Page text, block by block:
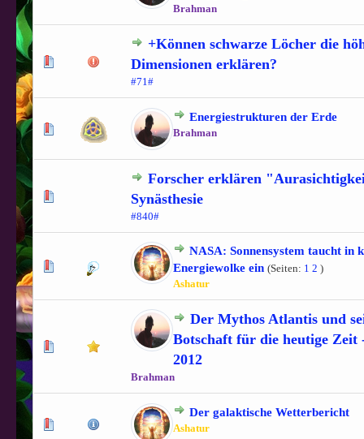
Brahman
+Können schwarze Löcher die
Dimensionen erklären?
#71#
0 Bewertung(en) - 0 von 5 durchschnittlich
12345
Energiestrukturen der Erde
Brahman
0 Bewertung(en) - 0 von 5 durchschnittlich
123 45
Forscher erklären
Synästhesie
#840#
0 Bewertung(en) - 0 von 5 durchschnittlich
12345
NASA: Sonnensystem taucht in
Energiewolke ein (Seiten: 1 2 )
Ashatur
1 Bewertung(en) - 5 von 5 durchschnittlich
12345
Der Mythos Atlantis und
Botschaft für die heutige Zeit
2012
Brahman
0 Bewertung(en) - 0 von 5 durchschnittlich
12345
Der galaktische Wetterbericht
Ashatur
1 Bewertung(en) - 5 von 5 durchschnittlich
123 45